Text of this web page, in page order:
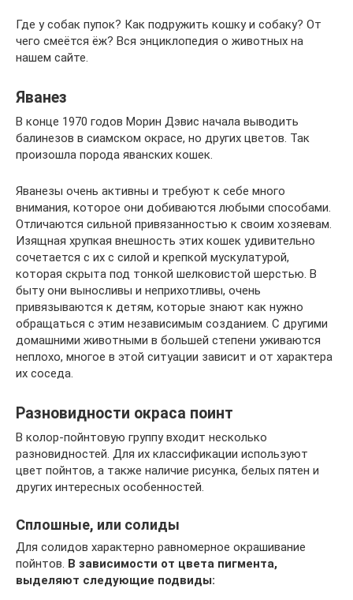
Где у собак пупок? Как подружить кошку и собаку? От
чего смеётся ёж? Вся энциклопедия о животных на
нашем сайте.
Яванез
В конце 1970 годов Морин Дэвис начала выводить
балинезов в сиамском окрасе, но других цветов. Так
произошла порода яванских кошек.
Яванезы очень активны и требуют к себе много
внимания, которое они добиваются любыми способами.
Отличаются сильной привязанностью к своим хозяевам.
Изящная хрупкая внешность этих кошек удивительно
сочетается с их с силой и крепкой мускулатурой,
которая скрыта под тонкой шелковистой шерстью. В
быту они выносливы и неприхотливы, очень
привязываются к детям, которые знают как нужно
обращаться с этим независимым созданием. С другими
домашними животными в большей степени уживаются
неплохо, многое в этой ситуации зависит и от характера
их соседа.
Разновидности окраса поинт
В колор-пойнтовую группу входит несколько
разновидностей. Для их классификации используют
цвет пойнтов, а также наличие рисунка, белых пятен и
других интересных особенностей.
Сплошные, или солиды
Для солидов характерно равномерное окрашивание
пойнтов. В зависимости от цвета пигмента,
выделяют следующие подвиды: